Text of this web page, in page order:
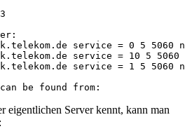
service = 0 5 5060
service = 10 5
service = 1 5 5060
be found from:
eigentlichen Server kennt, kann man